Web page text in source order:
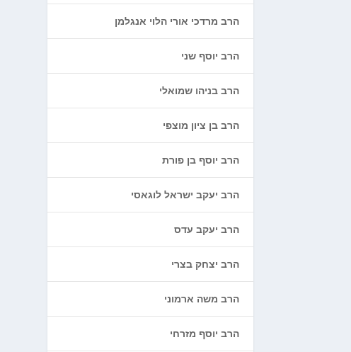
הרב מרדכי אורי הלוי אנגלמן
הרב יוסף שני
הרב בניהו שמואלי
הרב בן ציון מוצפי
הרב יוסף בן פורת
הרב יעקב ישראל לוגאסי
הרב יעקב עדס
הרב יצחק בצרי
הרב משה ארמוני
הרב יוסף מזרחי